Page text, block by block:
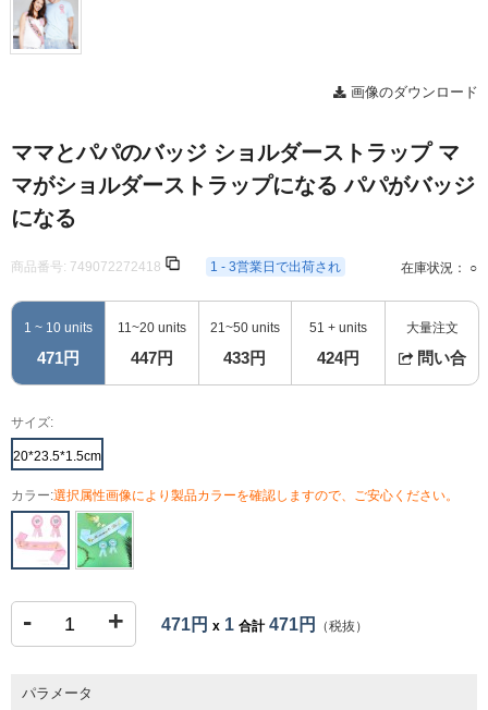
画像のダウンロード
ママとパパのバッジ ショルダーストラップ マ
マがショルダーストラップになる パパがバッジ
になる
商品番号: 749072272418 1 - 3営業日で出荷され 在庫状況： ○
1 ~ 10 units
471円
11~20 units
447円
21~50 units
433円
51 + units
424円
大量注文
問い合
サイズ:
20*23.5*1.5cm
カラー:選択属性画像により製品カラーを確認しますので、ご安心ください。
- + 471円 x 1 合計471円 （税抜）
パラメータ